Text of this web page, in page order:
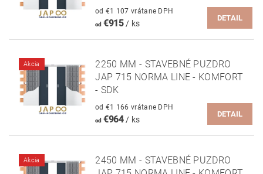
od €1 107 vrátane DPH
od€915 / ks
DETAIL
Akcia
2250 MM - STAVEBNÉ PUZDRO
JAP 715 NORMA LINE - KOMFORT
- SDK
od €1 166 vrátane DPH
od€964 / ks
DETAIL
Akcia
2450 MM - STAVEBNÉ PUZDRO